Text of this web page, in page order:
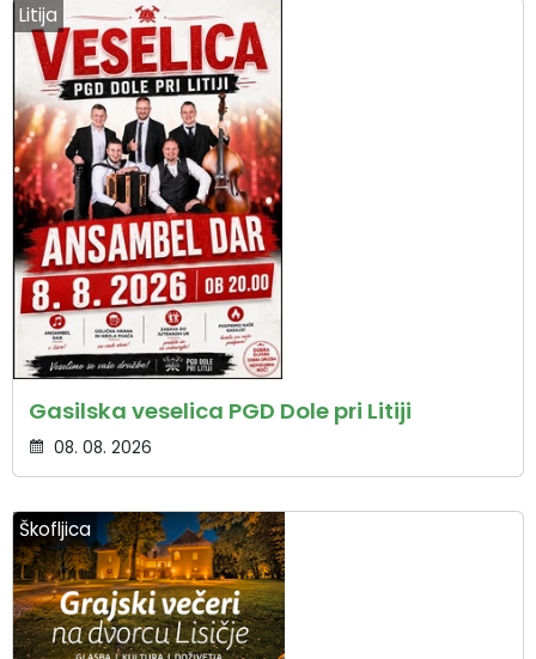
Litija
Gasilska veselica PGD Dole pri Litiji
08. 08. 2026
Škofljica